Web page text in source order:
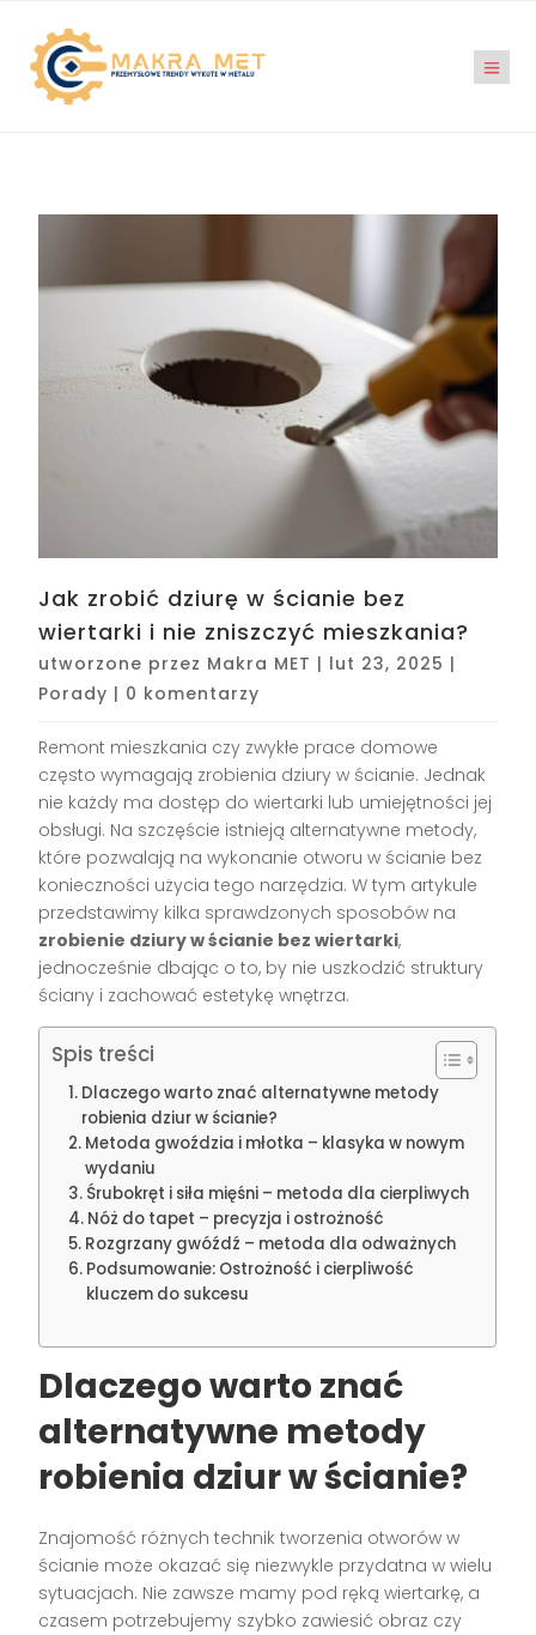
Jak zrobić dziurę w ścianie bez
wiertarki i nie zniszczyć mieszkania?
utworzone przez Makra MET | lut 23, 2025 |
Porady | 0 komentarzy
Remont mieszkania czy zwykłe prace domowe
często wymagają zrobienia dziury w ścianie. Jednak
nie każdy ma dostęp do wiertarki lub umiejętności jej
obsługi. Na szczęście istnieją alternatywne metody,
które pozwalają na wykonanie otworu w ścianie bez
konieczności użycia tego narzędzia. W tym artykule
przedstawimy kilka sprawdzonych sposobów na
zrobienie dziury w ścianie bez wiertarki,
jednocześnie dbając o to, by nie uszkodzić struktury
ściany i zachować estetykę wnętrza.
Spis treści
Dlaczego warto znać alternatywne metody
robienia dziur w ścianie?
Metoda gwoździa i młotka – klasyka w nowym
wydaniu
Śrubokręt i siła mięśni – metoda dla cierpliwych
Nóż do tapet – precyzja i ostrożność
Rozgrzany gwóźdź – metoda dla odważnych
Podsumowanie: Ostrożność i cierpliwość
kluczem do sukcesu
Dlaczego warto znać
alternatywne metody
robienia dziur w ścianie?
Znajomość różnych technik tworzenia otworów w
ścianie może okazać się niezwykle przydatna w wielu
sytuacjach. Nie zawsze mamy pod ręką wiertarkę, a
czasem potrzebujemy szybko zawiesić obraz czy